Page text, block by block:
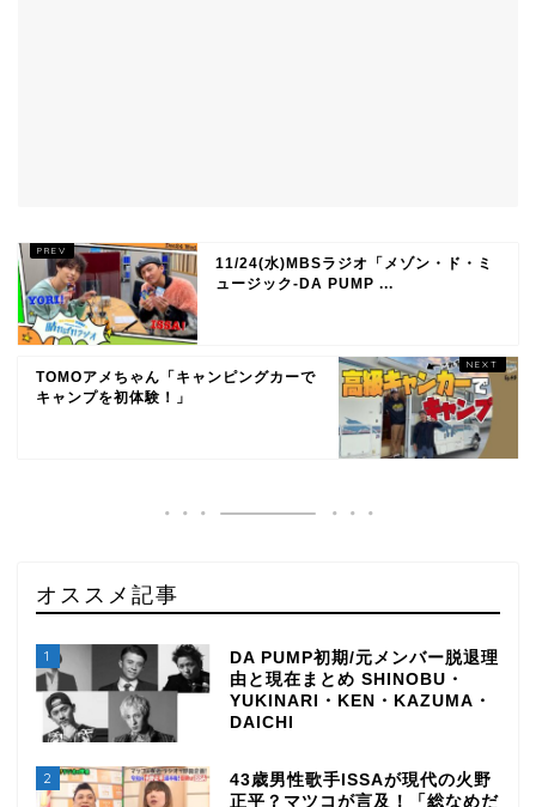
11/24(水)MBSラジオ「メゾン・ド・ミ
ュージック‐DA PUMP ...
TOMOアメちゃん「キャンピングカーで
キャンプを初体験！」
オススメ記事
1
DA PUMP初期/元メンバー脱退理
由と現在まとめ SHINOBU・
YUKINARI・KEN・KAZUMA・
DAICHI
2
43歳男性歌手ISSAが現代の火野
正平？マツコが言及！「総なめだ